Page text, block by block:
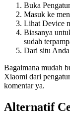
Buka
Masuk ke
Lihat Device
Biasanya
sudah
Dari situ
Bagaimana mudah
Xiaomi dari
komentar ya.
Alternatif